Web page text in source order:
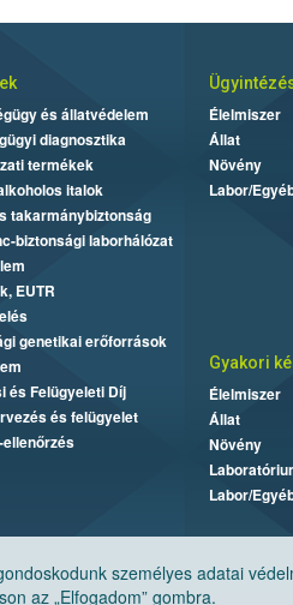
személyes adatai
az „Elfogadom” gombra.
és állatvédelem
diagnosztika
termékek
italok
takarmánybiztonság
biztonsági laborhálózat
EUTR
genetikai erőforrások
és Felügyeleti Díj
és felügyelet
Élelmiszer
Állat
Növény
Labor/
Gyakori
Élelmiszer
Állat
Növény
Labor/